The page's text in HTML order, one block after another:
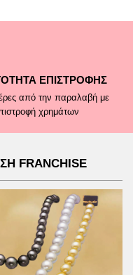
ΕΠΙΣΤΡΟΦΗΣ
από την παραλαβή με
χρημάτων
FRANCHISE